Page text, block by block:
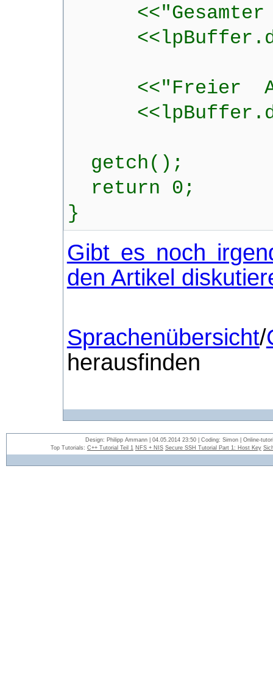
<<"Freier
getch();
return 0;
}
Gibt es noch
den Artikel
Sprachenübersicht/
herausfinden
Design: Philipp Ammann | 04.05.2014 23:50 | Coding: Simon | Online-
Top Tutorials: C++ Tutorial Teil 1 NFS + NIS Secure SSH Tutorial Part 1: Host Key